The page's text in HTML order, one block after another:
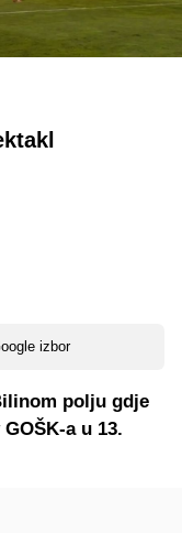
izbor
polju gdje
a u 13.